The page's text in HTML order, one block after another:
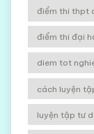
điểm thi thpt
điểm thi đại
diem tot
cách luyện
luyện tập tư